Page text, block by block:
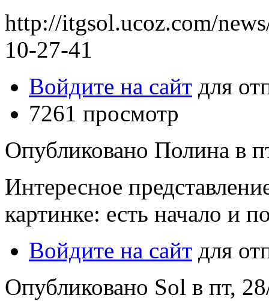
http://itgsol.ucoz.com/
10-27-41
Войдите на сайт для
7261 просмотр
Опубликовано Полина в
Интересное
картинке: есть начало и
Войдите на сайт для
Опубликовано Sol в пт,